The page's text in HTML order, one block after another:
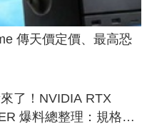
傳天價定價、最高恐
了！NVIDIA RTX
爆料總整理：規格、